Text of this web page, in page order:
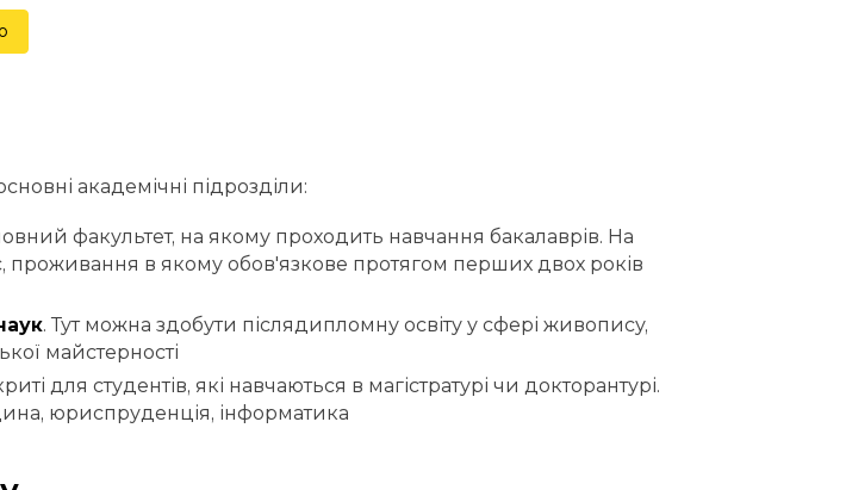
академічні підрозділи:
факультет, на якому проходить навчання бакалаврів. На
проживання в якому обов'язкове протягом перших двох років
. Тут можна здобути післядипломну освіту у сфері живопису,
майстерності
для студентів, які навчаються в магістратурі чи докторантурі.
юриспруденція, інформатика